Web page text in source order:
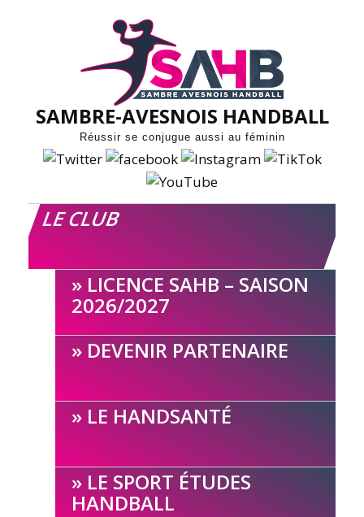
SAMBRE-AVESNOIS HANDBALL
Réussir se conjugue aussi au féminin
LE CLUB
LICENCE SAHB – SAISON
2026/2027
DEVENIR PARTENAIRE
LE HANDSANTÉ
LE SPORT ÉTUDES
HANDBALL